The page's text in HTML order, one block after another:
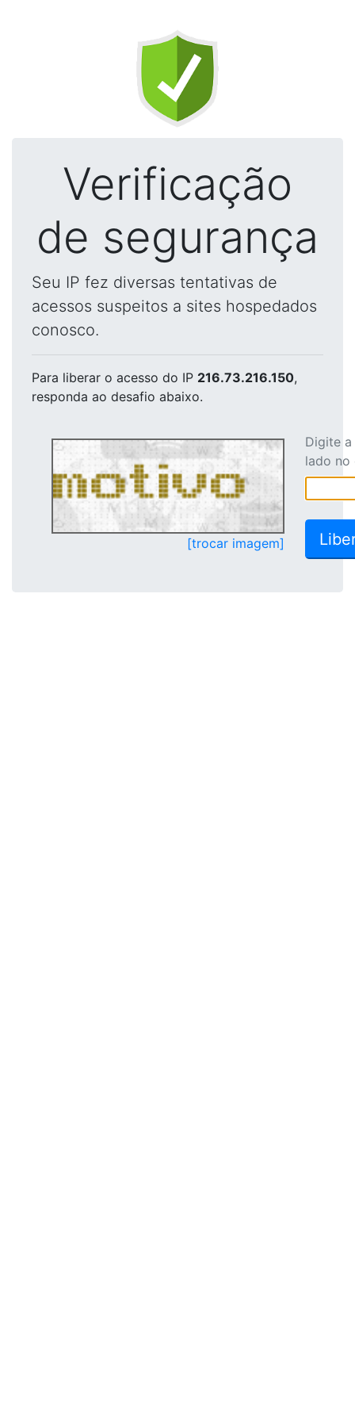
Verificação
de segurança
Seu IP fez diversas tentativas de
acessos suspeitos a sites hospedados
conosco.
Para liberar o acesso do IP 216.73.216.150,
responda ao desafio abaixo.
[trocar imagem]
Digite
lado no